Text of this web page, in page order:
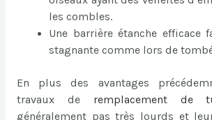
les combles.
Une barrière étanche efficace
stagnante comme lors de
En plus des avantages
travaux de
remplacement de
généralement pas très lourds et